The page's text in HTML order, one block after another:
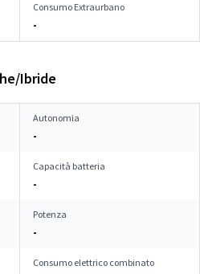
Consumo Extraurbano
-
Ibride
Autonomia
-
Capacità batteria
-
Potenza
-
Consumo elettrico combinato